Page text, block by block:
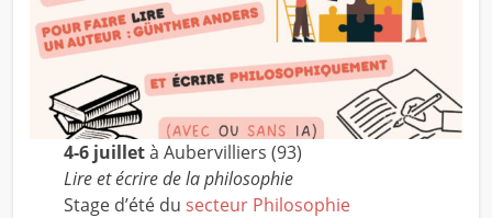
4-6 juilletà Aubervilliers (93)
Lire et écrire de la philosophie
Stage d’été du secteur Philosophie